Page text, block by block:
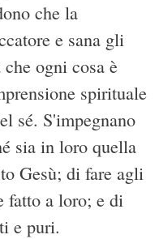
che la
e sana gli
ogni cosa è
spirituale
sé. S'impegnano
sia in loro quella
Gesù; di fare agli
fatto a loro; e di
e puri.